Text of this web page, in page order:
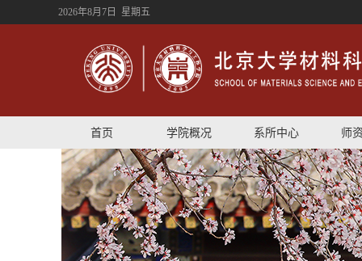
2026年8月7日 星期五
首页 学院概况 系所中心 师